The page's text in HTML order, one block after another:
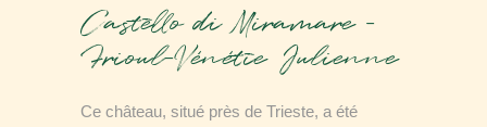
Castello di Miramare –
Frioul-Vénétie Julienne
Ce château, situé près de Trieste, a été